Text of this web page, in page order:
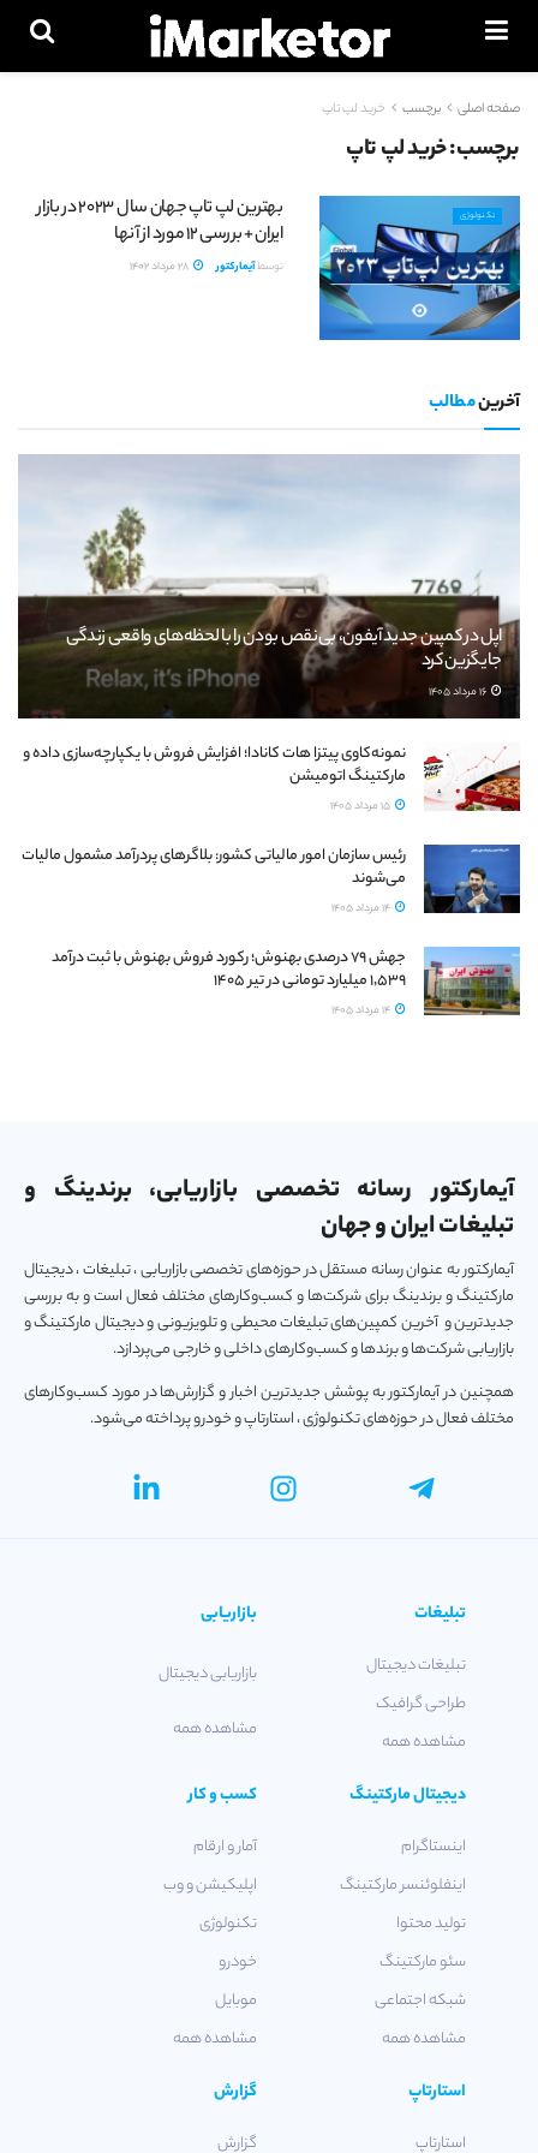
صفحه اصلی برچسب خرید لپ تاپ
برچسب:خرید لپ تاپ
تکنولوژی
بهترین لپ تاپ جهان سال 2023 در بازار
ایران + بررسی 12 مورد از آنها
توسطآیمارکتور 28 مرداد 1402
آخرینمطالب
اپل در کمپین جدید آیفون، بی‌نقص بودن را با لحظه‌های واقعی زندگی
جایگزین کرد
نمونه‌کاوی پیتزا هات کانادا؛ افزایش فروش با یکپارچه‌سازی داده و
مارکتینگ اتومیشن
رئیس سازمان امور مالیاتی کشور: بلاگرهای پردرآمد مشمول مالیات
می‌شوند
جهش ۷۹ درصدی بهنوش؛ رکورد فروش بهنوش با ثبت درآمد
۱٬۵۳۹ میلیارد تومانی در تیر ۱۴۰۵
آیمارکتور رسانه تخصصی بازاریابی، برندینگ و
تبلیغات ایران و جهان
آیمارکتور به عنوان رسانه مستقل در حوزه‌های تخصصی بازاریابی ، تبلیغات ، دیجیتال
مارکتینگ و برندینگ برای شرکت‌ها و کسب‌و‌کارهای مختلف فعال است و به بررسی
جدیدترین و آخرین کمپین‌های تبلیغات محیطی و تلویزیونی و دیجیتال مارکتینگ و
بازاریابی شرکت‌ها و برندها و کسب‌و‌کارهای داخلی و خارجی می‌پردازد.
همچنین در آیمارکتور به پوشش جدیدترین اخبار و گزارش‌ها در مورد کسب‌و‎کارهای
مختلف فعال در حوزه‌های تکنولوژی ، استارتاپ و خودرو پرداخته می‌شود.
تبلیغات
تبلیغات دیجیتال
طراحی گرافیک
مشاهده همه
بازاریابی
بازاریابی دیجیتال
مشاهده همه
دیجیتال مارکتینگ
اینستاگرام
اینفلوئنسر مارکتینگ
تولید محتوا
سئو مارکتینگ
شبکه اجتماعی
مشاهده همه
کسب و کار
آمار و ارقام
اپلیکیشن و وب
تکنولوژی
خودرو
موبایل
مشاهده همه
استارتاپ
استارتاپ
گزارش
گزارش